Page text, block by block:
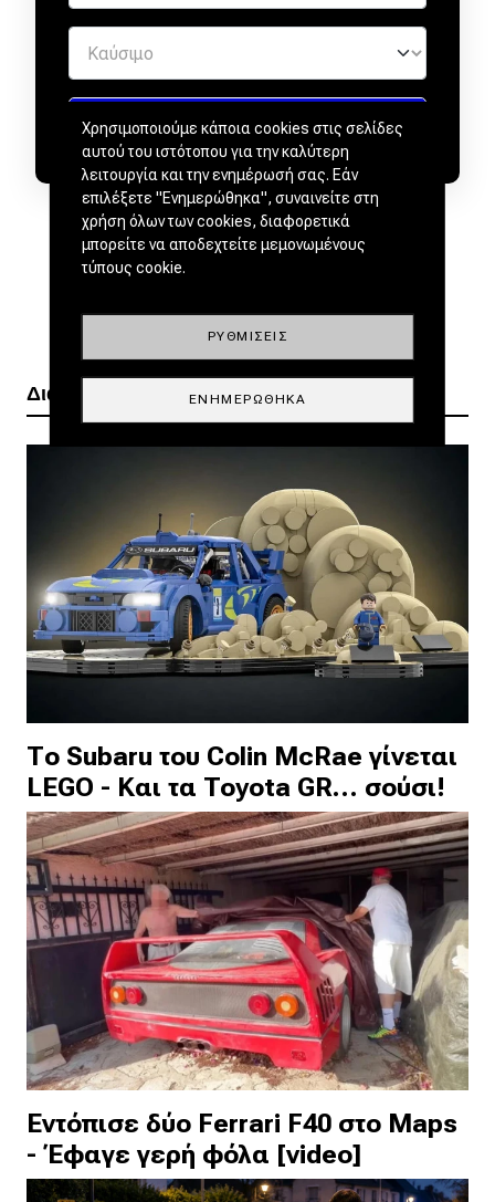
Διαβάστε ακόμα
Το Subaru του Colin McRae γίνεται
LEGO - Και τα Toyota GR… σούσι!
Εντόπισε δύο Ferrari F40 στο Maps
- Έφαγε γερή φόλα [video]
Χρησιμοποιούμε κάποια cookies στις σελίδες
αυτού του ιστότοπου για την καλύτερη
λειτουργία και την ενημέρωσή σας. Εάν
επιλέξετε "Ενημερώθηκα", συναινείτε στη
χρήση όλων των cookies, διαφορετικά
μπορείτε να αποδεχτείτε μεμονωμένους
τύπους cookie.
ΡΥΘΜΊΣΕΙΣ
ΕΝΗΜΕΡΏΘΗΚΑ